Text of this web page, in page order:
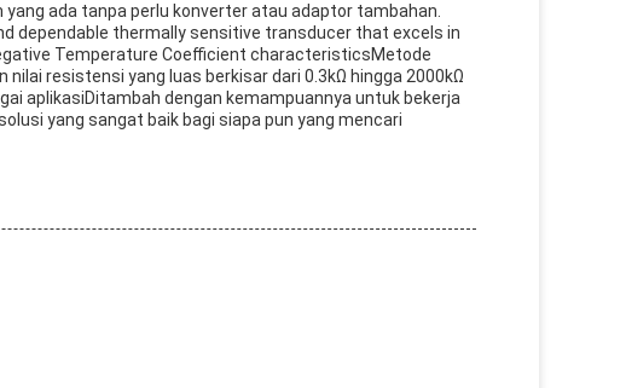
ada tanpa perlu konverter atau adaptor tambahan.
dependable thermally sensitive transducer that excels in
Temperature Coefficient characteristicsMetode
resistensi yang luas berkisar dari 0.3kΩ hingga 2000kΩ
aplikasiDitambah dengan kemampuannya untuk bekerja
yang sangat baik bagi siapa pun yang mencari